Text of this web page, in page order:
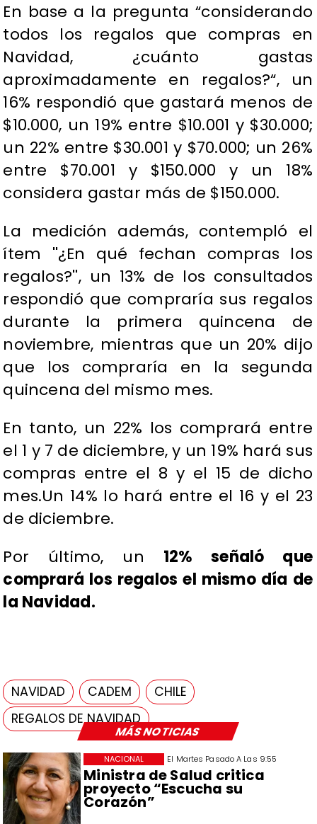
MÁS NOTICIAS
El Martes Pasado A Las 9:55
Ministra de Salud critica
proyecto “Escucha su
Corazón”
NACIONAL
En base a la pregunta “considerando
todos los regalos que compras en
Navidad, ¿cuánto gastas
aproximadamente en regalos?“, un
16% respondió que gastará menos de
$10.000, un 19% entre $10.001 y $30.000;
un 22% entre $30.001 y $70.000; un 26%
entre $70.001 y $150.000 y un 18%
considera gastar más de $150.000.
La medición además, contempló el
ítem ''¿En qué fechan compras los
regalos?'', un 13% de los consultados
respondió que compraría sus regalos
durante la primera quincena de
noviembre, mientras que un 20% dijo
que los compraría en la segunda
quincena del mismo mes.
En tanto, un 22% los comprará entre
el 1 y 7 de diciembre, y un 19% hará sus
compras entre el 8 y el 15 de dicho
mes.Un 14% lo hará entre el 16 y el 23
de diciembre.
Por último, un 12% señaló que
comprará los regalos el mismo día de
la Navidad.
NAVIDAD CADEM
CHILE
REGALOS DE NAVIDAD